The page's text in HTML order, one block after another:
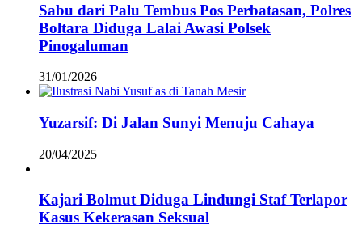
Sabu dari Palu Tembus Pos Perbatasan, Polres
Boltara Diduga Lalai Awasi Polsek
Pinogaluman
31/01/2026
Yuzarsif: Di Jalan Sunyi Menuju Cahaya
20/04/2025
Kajari Bolmut Diduga Lindungi Staf Terlapor
Kasus Kekerasan Seksual